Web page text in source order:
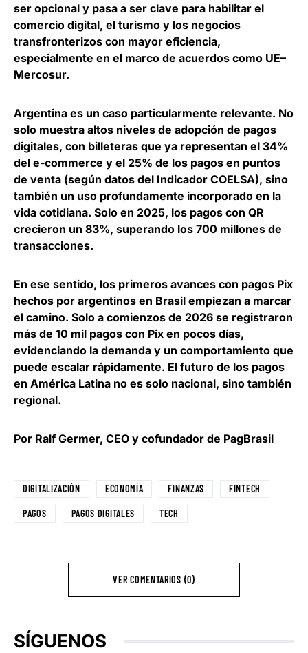
ser opcional y pasa a ser clave para habilitar el
comercio digital, el turismo y los negocios
transfronterizos con mayor eficiencia,
especialmente en el marco de acuerdos como UE–
Mercosur.
Argentina es un caso particularmente relevante. No
solo muestra altos niveles de adopción de pagos
digitales, con billeteras que ya representan el 34%
del e-commerce y el 25% de los pagos en puntos
de venta (según datos del Indicador COELSA), sino
también un uso profundamente incorporado en la
vida cotidiana. Solo en 2025, los pagos con QR
crecieron un 83%, superando los 700 millones de
transacciones.
En ese sentido, los primeros avances con pagos Pix
hechos por argentinos en Brasil empiezan a marcar
el camino. Solo a comienzos de 2026 se registraron
más de 10 mil pagos con Pix en pocos días,
evidenciando la demanda y un comportamiento que
puede escalar rápidamente. El futuro de los pagos
en América Latina no es solo nacional, sino también
regional.
Por Ralf Germer, CEO y cofundador de PagBrasil
DIGITALIZACIÓN ECONOMÍA FINANZAS FINTECH
PAGOS PAGOS DIGITALES TECH
VER COMENTARIOS (0)
SÍGUENOS